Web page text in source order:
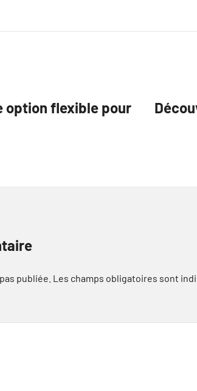
option flexible pour
publiée. Les champs obligatoires sont